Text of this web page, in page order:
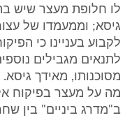
לו חלופת מעצר שיש
גיסא; וממעמדו של
לקבוע בעניינו כי
לתנאים מגבילים
מסוכנותו, מאידך
מה על מעצר בפיקוח
ב"מדרג ביניים" בין